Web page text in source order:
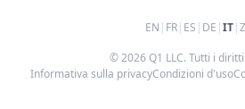
EN | FR| ES | DE |IT|
© 2026 Q1 LLC. Tutti i
Informativa sulla privacyCondizioni d'uso